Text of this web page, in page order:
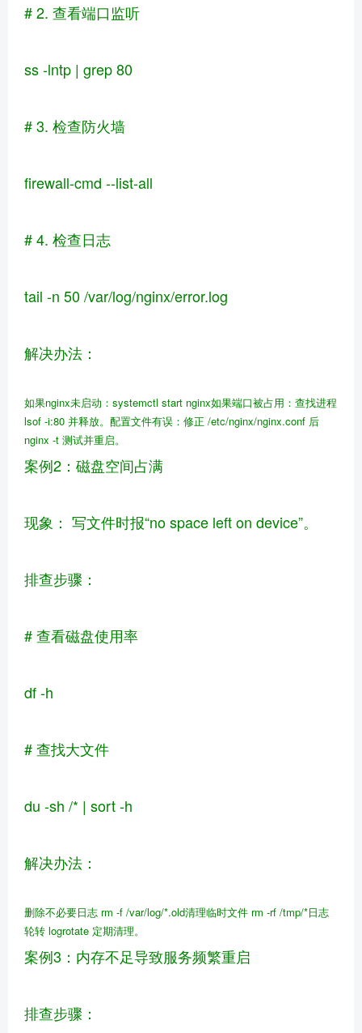
# 2. 查看端口监听
ss -lntp | grep 80
# 3. 检查防火墙
firewall-cmd --list-all
# 4. 检查日志
tail -n 50 /var/log/nginx/error.log
解决办法：
如果nginx未启动：systemctl start nginx如果端口被占用：查找进程
lsof -i:80 并释放。 配置文件有误：修正 /etc/nginx/nginx.conf 后
nginx -t 测试并重启。
案例2：磁盘空间占满
现象： 写文件时报“no space left on device”。
排查步骤：
# 查看磁盘使用率
df -h
# 查找大文件
du -sh /* | sort -h
解决办法：
删除不必要日志 rm -f /var/log/*.old清理临时文件 rm -rf /tmp/*日志
轮转 logrotate 定期清理。
案例3：内存不足导致服务频繁重启
排查步骤：